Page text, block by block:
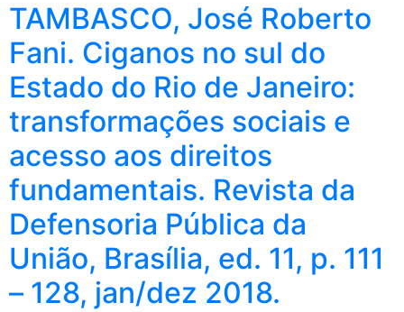
TAMBASCO, José Roberto
Fani. Ciganos no sul do
Estado do Rio de Janeiro:
transformações sociais e
acesso aos direitos
fundamentais. Revista da
Defensoria Pública da
União, Brasília, ed. 11, p. 111
– 128, jan/dez 2018.